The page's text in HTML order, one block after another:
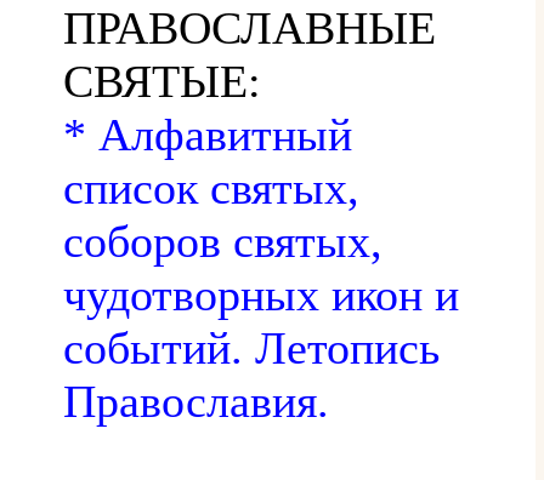
ПРАВОСЛАВНЫЕ
СВЯТЫЕ:
* Алфавитный
список святых,
соборов святых,
чудотворных икон и
событий. Летопись
Православия.